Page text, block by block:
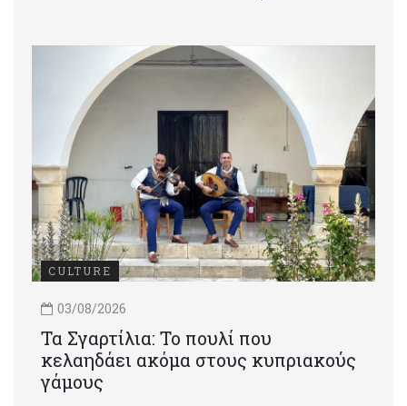
CULTURE
03/08/2026
Τα Σγαρτίλια: Το πουλί που
κελαηδάει ακόμα στους κυπριακούς
γάμους